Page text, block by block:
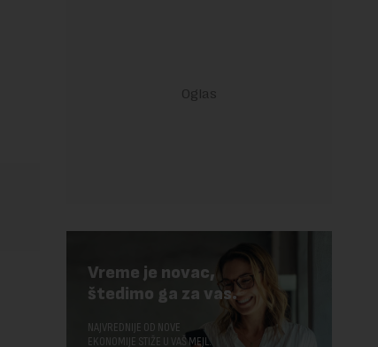
Vreme je novac,
štedimo ga za vas.
NAJVREDNIJE OD NOVE
EKONOMIJE STIŽE U VAŠ MEJL.